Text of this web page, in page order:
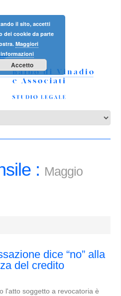
: Maggio
dice “no” alla
del credito
l'atto soggetto a revocatoria è
il sito, accetti
dei cookie da parte
Maggiori
informazioni
Accetto